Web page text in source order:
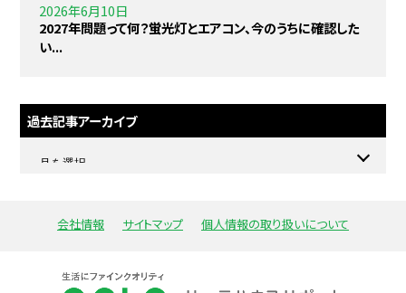
2026年6月10日
2027年問題って何？蛍光灯とエアコン、今のうちに確認した
い...
過去記事アーカイブ
会社情報 サイトマップ 個人情報の取り扱いについて